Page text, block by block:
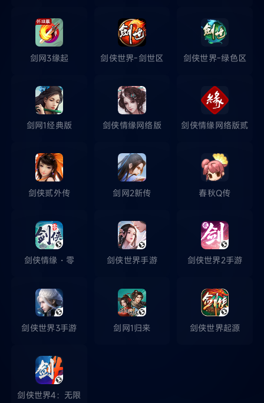
剑网3缘起 剑侠世界-剑世区 剑侠世界-绿色区
剑网1经典版 剑侠情缘网络版 剑侠情缘网络版贰
剑侠贰外传 剑网2新传 春秋Q传
剑侠情缘・零 剑侠世界手游 剑侠世界2手游
剑侠世界3手游 剑网1归来 剑侠世界起源
剑侠世界4：无限